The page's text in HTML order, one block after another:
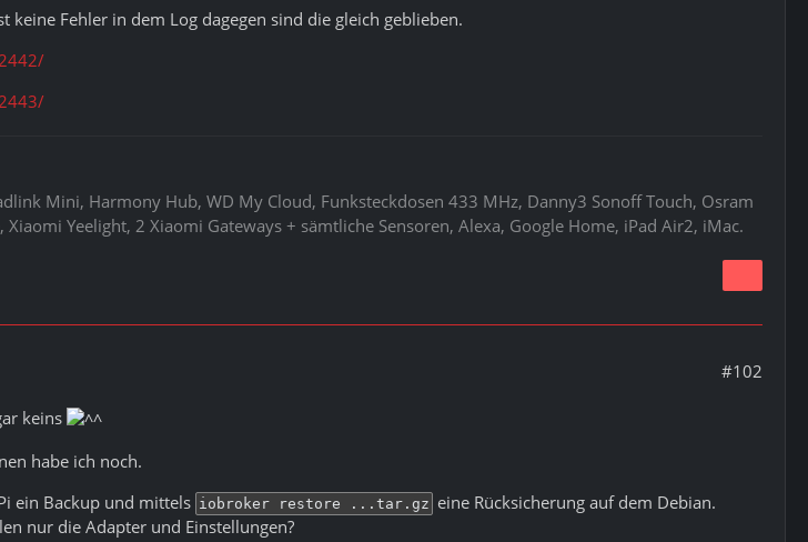
Fehler in dem Log dagegen sind die gleich geblieben.
Mini, Harmony Hub, WD My Cloud, Funksteckdosen 433 MHz, Danny3 Sonoff Touch, Osram
Xiaomi Yeelight, 2 Xiaomi Gateways + sämtliche Sensoren, Alexa, Google Home, iPad Air2, iMac.
#102
keins
habe ich noch.
ein Backup und mittels iobroker restore ...tar.gz eine Rücksicherung auf dem Debian.
nur die Adapter und Einstellungen?